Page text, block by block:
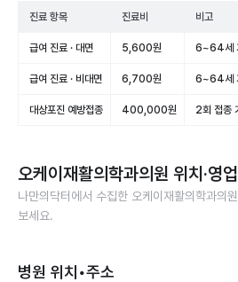
진료 항목 진료비 비고
급여 진료 · 대면 5,600원 6~64세
급여 진료 · 비대면 6,700원 6~64세
대상포진 예방접종 400,000원 2회 접종
오케이재활의학과의원 위치·영
나만의닥터에서 수집한 오케이재활의학과의원
보세요.
병원 위치•주소